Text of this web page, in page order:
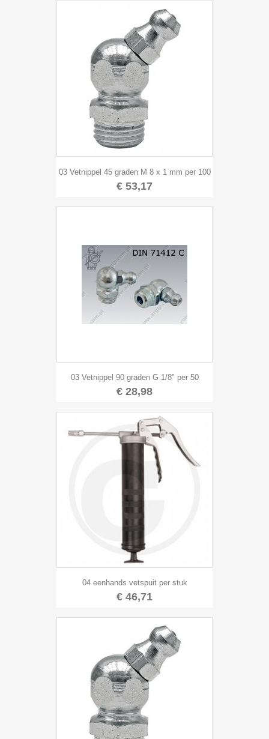
03 Vetnippel 45 graden M 8 x 1 mm per 100
€ 53,17
03 Vetnippel 90 graden G 1/8" per 50
€ 28,98
04 eenhands vetspuit per stuk
€ 46,71